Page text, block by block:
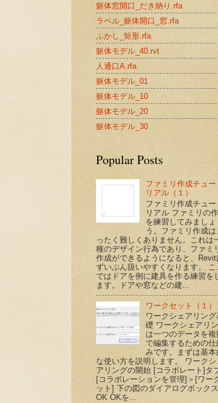
躯体窓開口_だき納り.rfa
ラベル_躯体開口_窓.rfa
ふかし_矩形.rfa
躯体モデル_40.rvt
人通口A.rfa
躯体モデル_01
躯体モデル_10
躯体モデル_20
躯体モデル_30
Popular Posts
ファミリ作成チュー
リアル（１）
ファミリ作成チュー
リアル ファミリの
を練習してみましょ
う。ファミリ作成は
ったく難しくありません。これは
種のデザイン行為であり、ファミ
作成ができるようになると、Revit
ずいぶん扱いやすくなります。 こ
ではドアを例に建具を作る練習を
ます。ドアや窓などの建...
ワークセット（１）
ワークシェアリング
礎 ワークシェアリ
は一つのデータを複
で編集するための仕
みです。まずは基本
な使い方を説明します。 ワークシ
アリングの開始 [コラボレート]タ
[コラボレーションを管理]＞[ワー
ット] 下の図のダイアログボック
OK OKを...